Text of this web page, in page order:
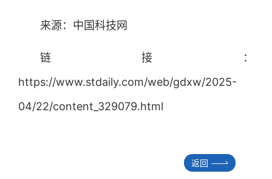
来源：中国科技网
链接：
https://www.stdaily.com/web/gdxw/2025-
04/22/content_329079.html
返回